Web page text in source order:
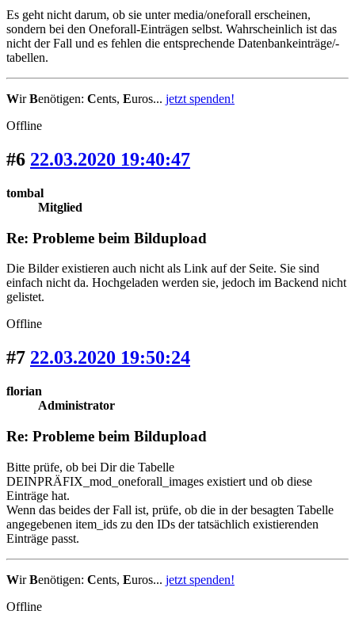
Es geht nicht darum, ob sie unter media/oneforall erscheinen,
sondern bei den Oneforall-Einträgen selbst. Wahrscheinlich ist das
nicht der Fall und es fehlen die entsprechende Datenbankeinträge/-
tabellen.
WirBenötigen: Cents, Euros... jetzt spenden!
Offline
#6 22.03.2020 19:40:47
tombal
Mitglied
Re: Probleme beim Bildupload
Die Bilder existieren auch nicht als Link auf der Seite. Sie sind
einfach nicht da. Hochgeladen werden sie, jedoch im Backend nicht
gelistet.
Offline
#7 22.03.2020 19:50:24
florian
Administrator
Re: Probleme beim Bildupload
Bitte prüfe, ob bei Dir die Tabelle
DEINPRÄFIX_mod_oneforall_images existiert und ob diese
Einträge hat.
Wenn das beides der Fall ist, prüfe, ob die in der besagten Tabelle
angegebenen item_ids zu den IDs der tatsächlich existierenden
Einträge passt.
WirBenötigen: Cents, Euros... jetzt spenden!
Offline